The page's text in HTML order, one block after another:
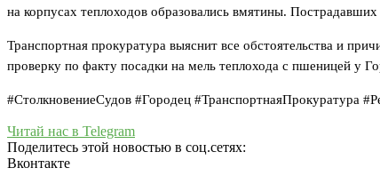
на корпусах теплоходов образовались вмятины.
Транспортная прокуратура выяснит все обстоятельства и
проверку по факту посадки на мель теплохода с пшеницей у
#СтолкновениеСудов #Городец #ТранспортнаяПрокуратура
Читай нас в Telegram
Поделитесь этой новостью в соц.сетях:
Вконтакте